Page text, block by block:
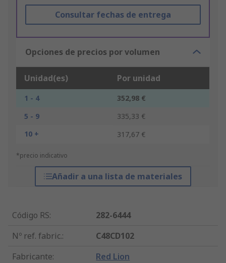
Consultar fechas de entrega
Opciones de precios por volumen
Unidad(es) Por unidad
1 - 4
352,98 €
5 - 9
335,33 €
10 +
317,67 €
*precio indicativo
Añadir a una lista de materiales
Código RS:
282-6444
Nº ref. fabric.:
C48CD102
Fabricante: Red Lion